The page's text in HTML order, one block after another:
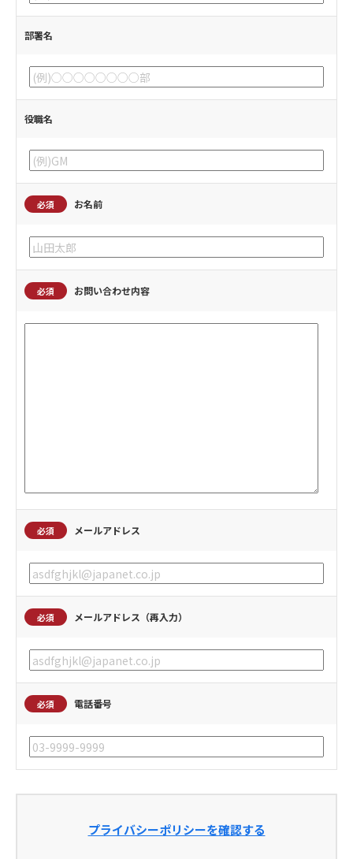
部署名
役職名
必須 お名前
必須 お問い合わせ内容
必須 メールアドレス
必須 メールアドレス（再入力）
必須 電話番号
プライバシーポリシーを確認する